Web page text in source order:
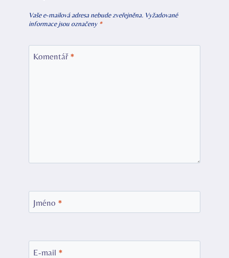
Vaše e-mailová adresa nebude zveřejněna. Vyžadované
informace jsou označeny *
Komentář *
Jméno *
E-mail *